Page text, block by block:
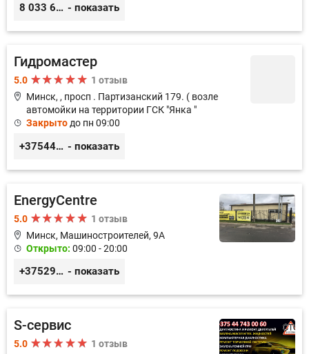
8 033 626 05 68 - показать
Гидромастер
5.0
1 отзыв
Минск, , просп . Партизанский 179. ( возле
автомойки на территории ГСК "Янка "
Закрыто до пн 09:00
+375447473345 +375297741128 - показать
EnergyCentre
5.0
1 отзыв
Минск, Машиностроителей, 9A
Открыто: 09:00 - 20:00
+375293857117 - показать
S-сервис
5.0
1 отзыв